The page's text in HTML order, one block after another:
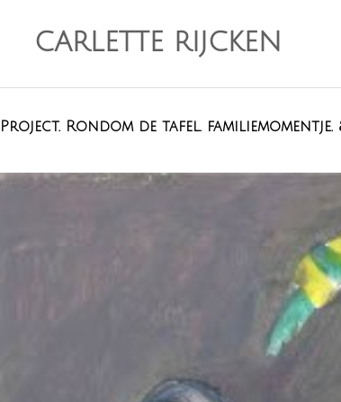
CARLETTE RIJCKEN
Project. Rondom de tafel. familiemomentje.